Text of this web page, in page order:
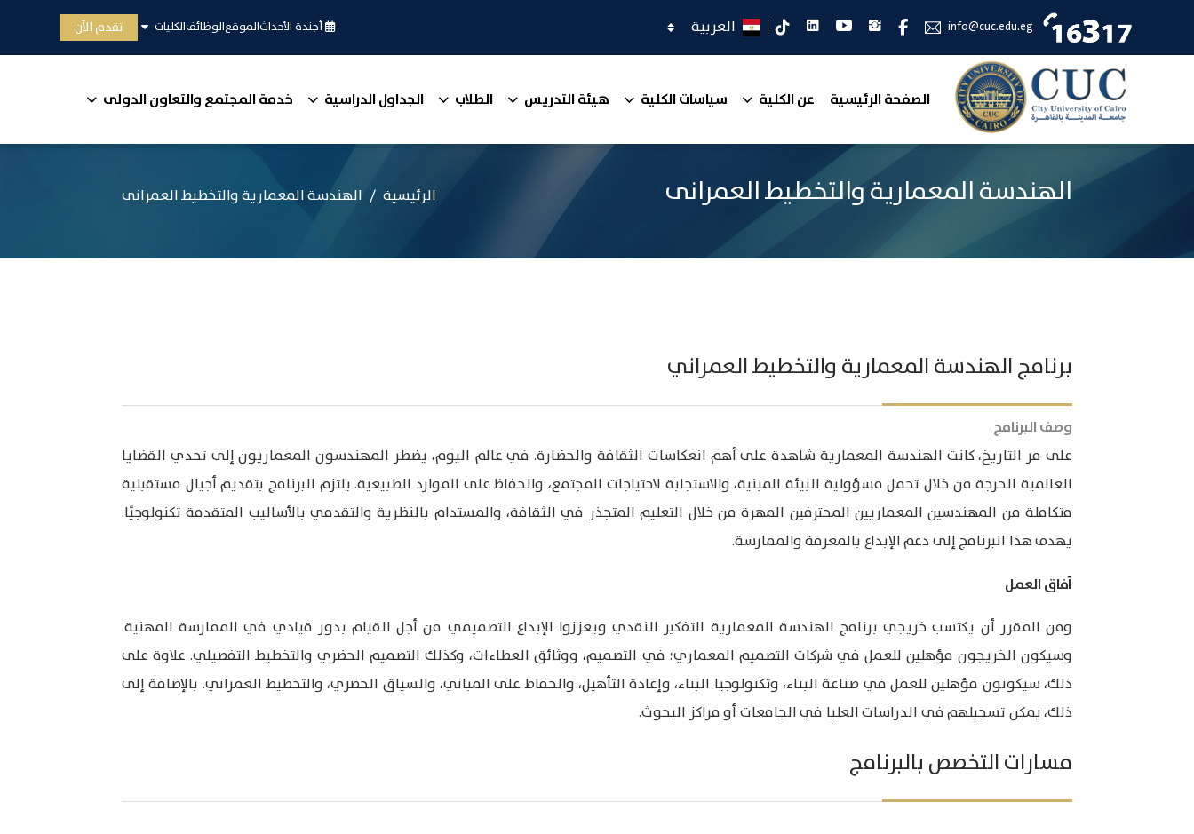
info@cuc.edu.eg فيس بوكانستجراميوتيوبلينكدانتيك توكاختر اللغة أجندة الأحداثالموقعالوظائفالكليات تقدم الآن
الصفحة الرئيسية عن الكلية سياسات الكلية هيئة التدريس الطلاب الجداول الدراسية خدمة المجتمع والتعاون الدولى
الهندسة المعمارية والتخطيط العمرانى الرئيسية الهندسة المعمارية والتخطيط العمرانى
برنامج الهندسة المعمارية والتخطيط العمراني
وصف البرنامج
على مر التاريخ، كانت الهندسة المعمارية شاهدة على أهم انعكاسات الثقافة والحضارة. في عالم اليوم، يضطر المهندسون المعماريون إلى تحدي القضايا
العالمية الحرجة من خلال تحمل مسؤولية البيئة المبنية، والاستجابة لاحتياجات المجتمع، والحفاظ على الموارد الطبيعية. يلتزم البرنامج بتقديم أجيال مستقبلية
متكاملة من المهندسين المعماريين المحترفين المهرة من خلال التعليم المتجذر في الثقافة، والمستدام بالنظرية والتقدمي بالأساليب المتقدمة تكنولوجيًا.
يهدف هذا البرنامج إلى دعم الإبداع بالمعرفة والممارسة.
آفاق العمل
ومن المقرر أن يكتسب خريجي برنامج الهندسة المعمارية التفكير النقدي ويعززوا الإبداع التصميمي من أجل القيام بدور قيادي في الممارسة المهنية.
وسيكون الخريجون مؤهلين للعمل في شركات التصميم المعماري؛ في التصميم، ووثائق العطاءات، وكذلك التصميم الحضري والتخطيط التفصيلي. علاوة على
ذلك، سيكونون مؤهلين للعمل في صناعة البناء، وتكنولوجيا البناء، وإعادة التأهيل، والحفاظ على المباني، والسياق الحضري، والتخطيط العمراني. بالإضافة إلى
ذلك، يمكن تسجيلهم في الدراسات العليا في الجامعات أو مراكز البحوث.
مسارات التخصص بالبرنامج